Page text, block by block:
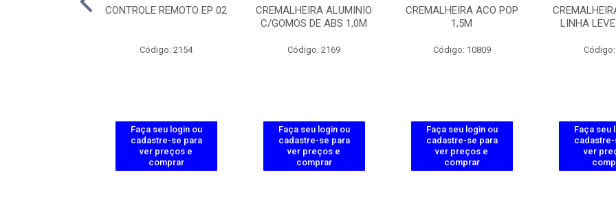
CONTROLE REMOTO EP 02
Código: 2154
Faça seu login ou
cadastre-se para
ver preços e
comprar
CREMALHEIRA ALUMINIO
C/GOMOS DE ABS 1,0M
Código: 2169
Faça seu login ou
cadastre-se para
ver preços e
comprar
CREMALHEIRA ACO POP
1,5M
Código: 10809
Faça seu login ou
cadastre-se para
ver preços e
comprar
LINHA
Código:
Faça seu
ver